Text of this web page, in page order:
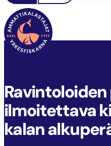
SAKL
Ravintoloiden
ilmoitettava
kalan